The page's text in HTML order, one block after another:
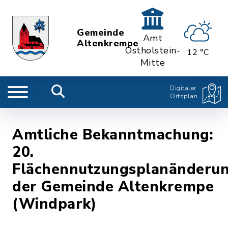
Gemeinde
Altenkrempe Amt
Ostholstein-
Mitte
12 °C
Digitaler
Ortsplan
Amtliche Bekanntmachung:
20.
der Gemeinde Altenkrempe
(Windpark)